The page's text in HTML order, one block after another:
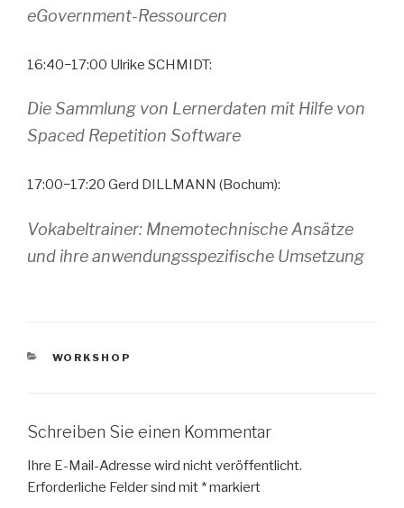
eGovernment-Ressourcen
16:40−17:00 Ulrike SCHMIDT:
Die Sammlung von Lernerdaten mit Hilfe von
Spaced Repetition Software
17:00−17:20 Gerd DILLMANN (Bochum):
Vokabeltrainer: Mnemotechnische Ansätze
und ihre anwendungsspezifische Umsetzung
KATEGORIEN
WORKSHOP
Schreiben Sie einen Kommentar
Ihre E-Mail-Adresse wird nicht veröffentlicht.
Erforderliche Felder sind mit *markiert